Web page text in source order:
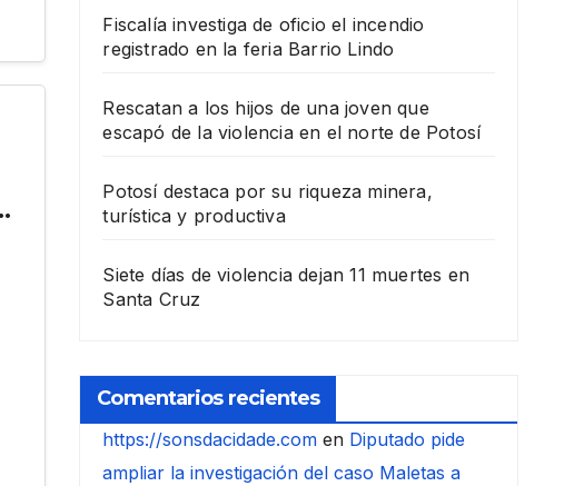
Fiscalía investiga de oficio el incendio
registrado en la feria Barrio Lindo
Rescatan a los hijos de una joven que
escapó de la violencia en el norte de Potosí
Potosí destaca por su riqueza minera,
turística y productiva
Siete días de violencia dejan 11 muertes en
Santa Cruz
Comentarios recientes
https://sonsdacidade.com en Diputado pide
ampliar la investigación del caso Maletas a